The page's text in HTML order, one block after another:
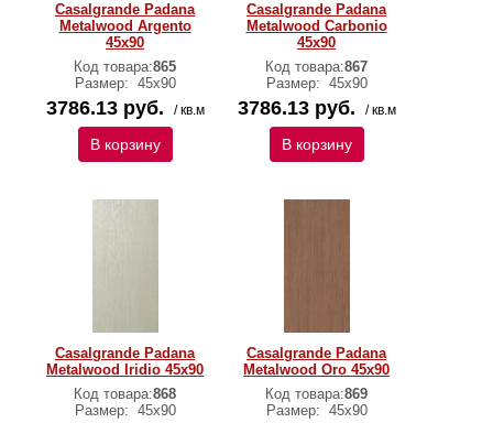
Casalgrande Padana
Metalwood Argento
45х90
Код товара:865
Размер: 45х90
3786.13 руб. / кв.м
В корзину
Casalgrande Padana
Metalwood Carbonio
45х90
Код товара:867
Размер: 45х90
3786.13 руб. / кв.м
В корзину
Casalgrande Padana
Metalwood Iridio 45х90
Код товара:868
Размер: 45х90
Casalgrande Padana
Metalwood Oro 45х90
Код товара:869
Размер: 45х90